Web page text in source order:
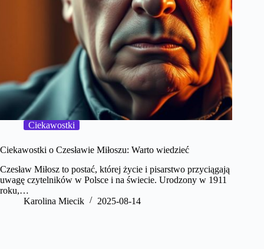
Ciekawostki
Ciekawostki o Czesławie Miłoszu: Warto wiedzieć
Czesław Miłosz to postać, której życie i pisarstwo przyciągają
uwagę czytelników w Polsce i na świecie. Urodzony w 1911
roku,…
Karolina Miecik
2025-08-14